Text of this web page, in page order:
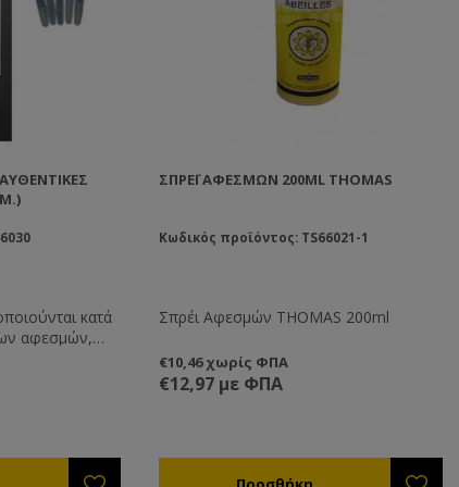
κατά
αφεσμών,
το
ΣΠΡΈΙ ΑΦΕΣΜΏΝ 200ML THOMAS
Κωδικός προϊόντος: TS66021-1
Σπρέι Αφεσμών THOMAS 200ml
€10,46 χωρίς ΦΠΑ
€12,97 με ΦΠΑ